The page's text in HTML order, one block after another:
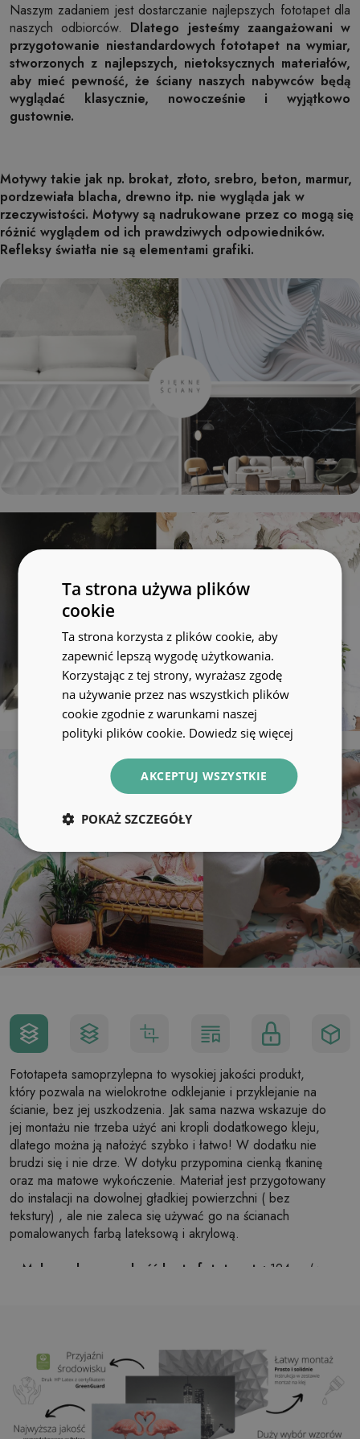
Naszym zadaniem jest dostarczanie najlepszych fototapet dla
naszych odbiorców. Dlatego jesteśmy zaangażowani w
przygotowanie niestandardowych fototapet na wymiar,
stworzonych z najlepszych, nietoksycznych materiałów,
aby mieć pewność, że ściany naszych nabywców będą
wyglądać klasycznie, nowocześnie i wyjątkowo
gustownie.
Motywy takie jak np. brokat, złoto, srebro, beton, marmur,
pordzewiała blacha, drewno itp. nie wygląda jak w
rzeczywistości. Motywy są nadrukowane przez co mogą się
różnić wyglądem od ich prawdziwych odpowiedników.
Refleksy światła nie są elementami grafiki.
Fototapeta samoprzylepna to wysokiej jakości produkt,
który pozwala na wielokrotne odklejanie i przyklejanie na
ścianie, bez jej uszkodzenia. Jak sama nazwa wskazuje do
jej montażu nie trzeba użyć ani kropli dodatkowego kleju,
dlatego można ją nałożyć szybko i łatwo! W dodatku nie
brudzi się i nie drze. W dotyku przypomina cienką tkaninę
oraz ma matowe wykończenie. Materiał jest przygotowany
do instalacji na dowolnej gładkiej powierzchni ( bez
tekstury) , ale nie zaleca się używać go na ścianach
pomalowanych farbą lateksową i akrylową.
Maksymalna szerokość brytu fototapety: 124cm (w
Klej:Niepotrzebny
Zastosowanie:
Salon, sypialnia, pomieszczenia
biurowe, przedpokój i wiele innych
Ta strona używa plików
cookie
Ta strona korzysta z plików cookie, aby
zapewnić lepszą wygodę użytkowania.
Korzystając z tej strony, wyrażasz zgodę
na używanie przez nas wszystkich plików
cookie zgodnie z warunkami naszej
polityki plików cookie. Dowiedz się więcej
AKCEPTUJ WSZYSTKIE
POKAŻ SZCZEGÓŁY